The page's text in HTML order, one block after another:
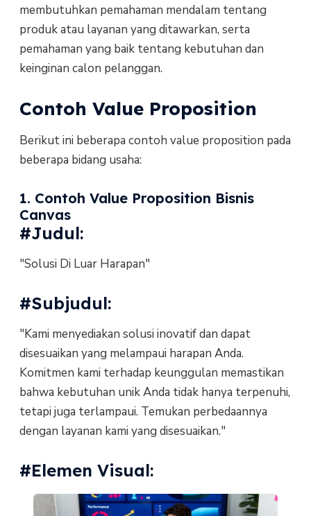
membutuhkan pemahaman mendalam tentang
produk atau layanan yang ditawarkan, serta
pemahaman yang baik tentang kebutuhan dan
keinginan calon pelanggan.
Contoh Value Proposition
Berikut ini beberapa contoh value proposition pada
beberapa bidang usaha:
1. Contoh Value Proposition Bisnis
Canvas
#Judul:
"Solusi Di Luar Harapan"
#Subjudul:
"Kami menyediakan solusi inovatif dan dapat
disesuaikan yang melampaui harapan Anda.
Komitmen kami terhadap keunggulan memastikan
bahwa kebutuhan unik Anda tidak hanya terpenuhi,
tetapi juga terlampaui. Temukan perbedaannya
dengan layanan kami yang disesuaikan."
#Elemen Visual: